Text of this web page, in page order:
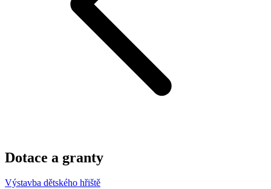
Dotace a granty
Výstavba dětského hřiště